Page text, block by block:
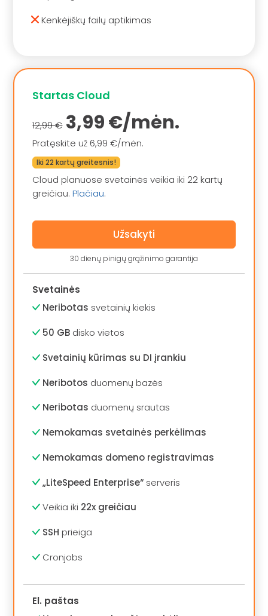
Kenkėjiškų failų aptikimas
Startas Cloud
12,99 €3,99 €/mėn.
Pratęskite už 6,99 €/mėn.
Iki 22 kartų greitesnis!
Cloud planuose svetainės veikia iki 22 kartų
greičiau.Plačiau.
Užsakyti
30 dienų pinigų grąžinimo garantija
Svetainės
Neribotas svetainių kiekis
50 GB disko vietos
Svetainių kūrimas su DI įrankiu
Neribotos duomenų bazės
Neribotas duomenų srautas
Nemokamas svetainės perkėlimas
Nemokamas domeno registravimas
„LiteSpeed Enterprise“ serveris
Veikia iki 22x greičiau
SSH prieiga
Cronjobs
El. paštas